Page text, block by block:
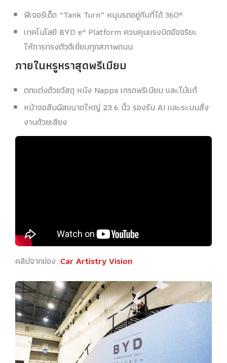
ฟีเจอร์เด็ด “Tank Turn” หมุนรถอยู่กับที่ได้ 360°
เทคโนโลยี BYD e⁴ Platform ควบคุมแรงบิดอัจฉริยะ
ให้การทรงตัวดีเยี่ยมทุกสภาพถนน
ภายในหรูหราสุดพรีเมียม
ตกแต่งด้วยวัสดุ หนัง Nappa เกรดพรีเมียม และไม้แท้
หน้าจอสัมผัสขนาดใหญ่ 23.6 นิ้ว รองรับ AI และระบบสั่ง
งานด้วยเสียง
คลิปจากช่อง :Car Artistry Vision